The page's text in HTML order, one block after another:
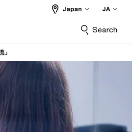
Japan JA
Search
」